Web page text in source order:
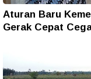
Aturan Baru
Gerak Cepat